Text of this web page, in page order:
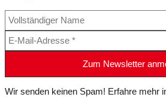
Wir senden keinen Spam! Erfahre mehr